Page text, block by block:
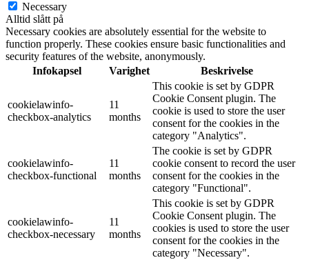
Necessary
Alltid slått på
Necessary cookies are absolutely essential for the website to
function properly. These cookies ensure basic functionalities and
security features of the website, anonymously.
Infokapsel
Varighet Beskrivelse
cookielawinfo-
checkbox-analytics
11
months
This cookie is set by GDPR
Cookie Consent plugin. The
cookie is used to store the user
consent for the cookies in the
category "Analytics".
cookielawinfo-
checkbox-functional
11
months
The cookie is set by GDPR
cookie consent to record the user
consent for the cookies in the
category "Functional".
cookielawinfo-
checkbox-necessary
11
months
This cookie is set by GDPR
Cookie Consent plugin. The
cookies is used to store the user
consent for the cookies in the
category "Necessary".